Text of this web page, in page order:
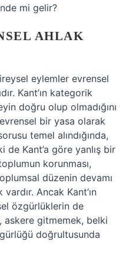
mi gelir?
AHLAK
eylemler evrensel
Kant’ın kategorik
doğru olup olmadığını
bir yasa olarak
temel alındığında,
Kant’a göre yanlış bir
korunması,
düzenin devamı
Ancak Kant’ın
özgürlüklerin de
askere gitmemek, belki
doğrultusunda